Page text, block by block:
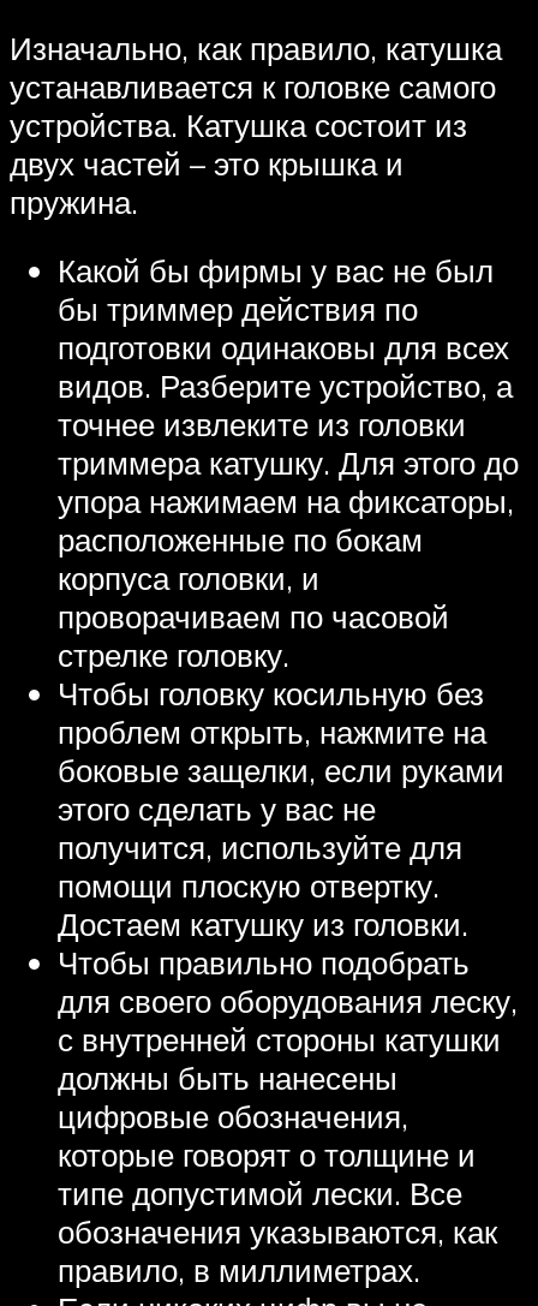
Изначально, как правило, катушка
устанавливается к головке самого
устройства. Катушка состоит из
двух частей – это крышка и
пружина.
Какой бы фирмы у вас не был
бы триммер действия по
подготовки одинаковы для всех
видов. Разберите устройство, а
точнее извлеките из головки
триммера катушку. Для этого до
упора нажимаем на фиксаторы,
расположенные по бокам
корпуса головки, и
проворачиваем по часовой
стрелке головку.
Чтобы головку косильную без
проблем открыть, нажмите на
боковые защелки, если руками
этого сделать у вас не
получится, используйте для
помощи плоскую отвертку.
Достаем катушку из головки.
Чтобы правильно подобрать
для своего оборудования леску,
с внутренней стороны катушки
должны быть нанесены
цифровые обозначения,
которые говорят о толщине и
типе допустимой лески. Все
обозначения указываются, как
правило, в миллиметрах.